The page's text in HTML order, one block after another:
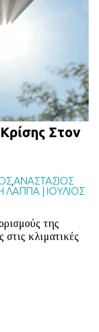
BLOG
Στον
ΑΝΑΣΤΑΣΙΟΣ
ΛΑΠΠΑ | ΙΟΥΛΙΟΣ
της
κλιματικές